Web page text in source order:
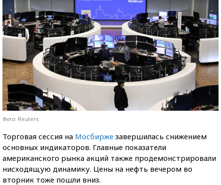
Фото: Reuters
Торговая сессия на Мосбирже завершилась снижением
основных индикаторов. Главные показатели
американского рынка акций также продемонстрировали
нисходящую динамику. Цены на нефть вечером во
вторник тоже пошли вниз.